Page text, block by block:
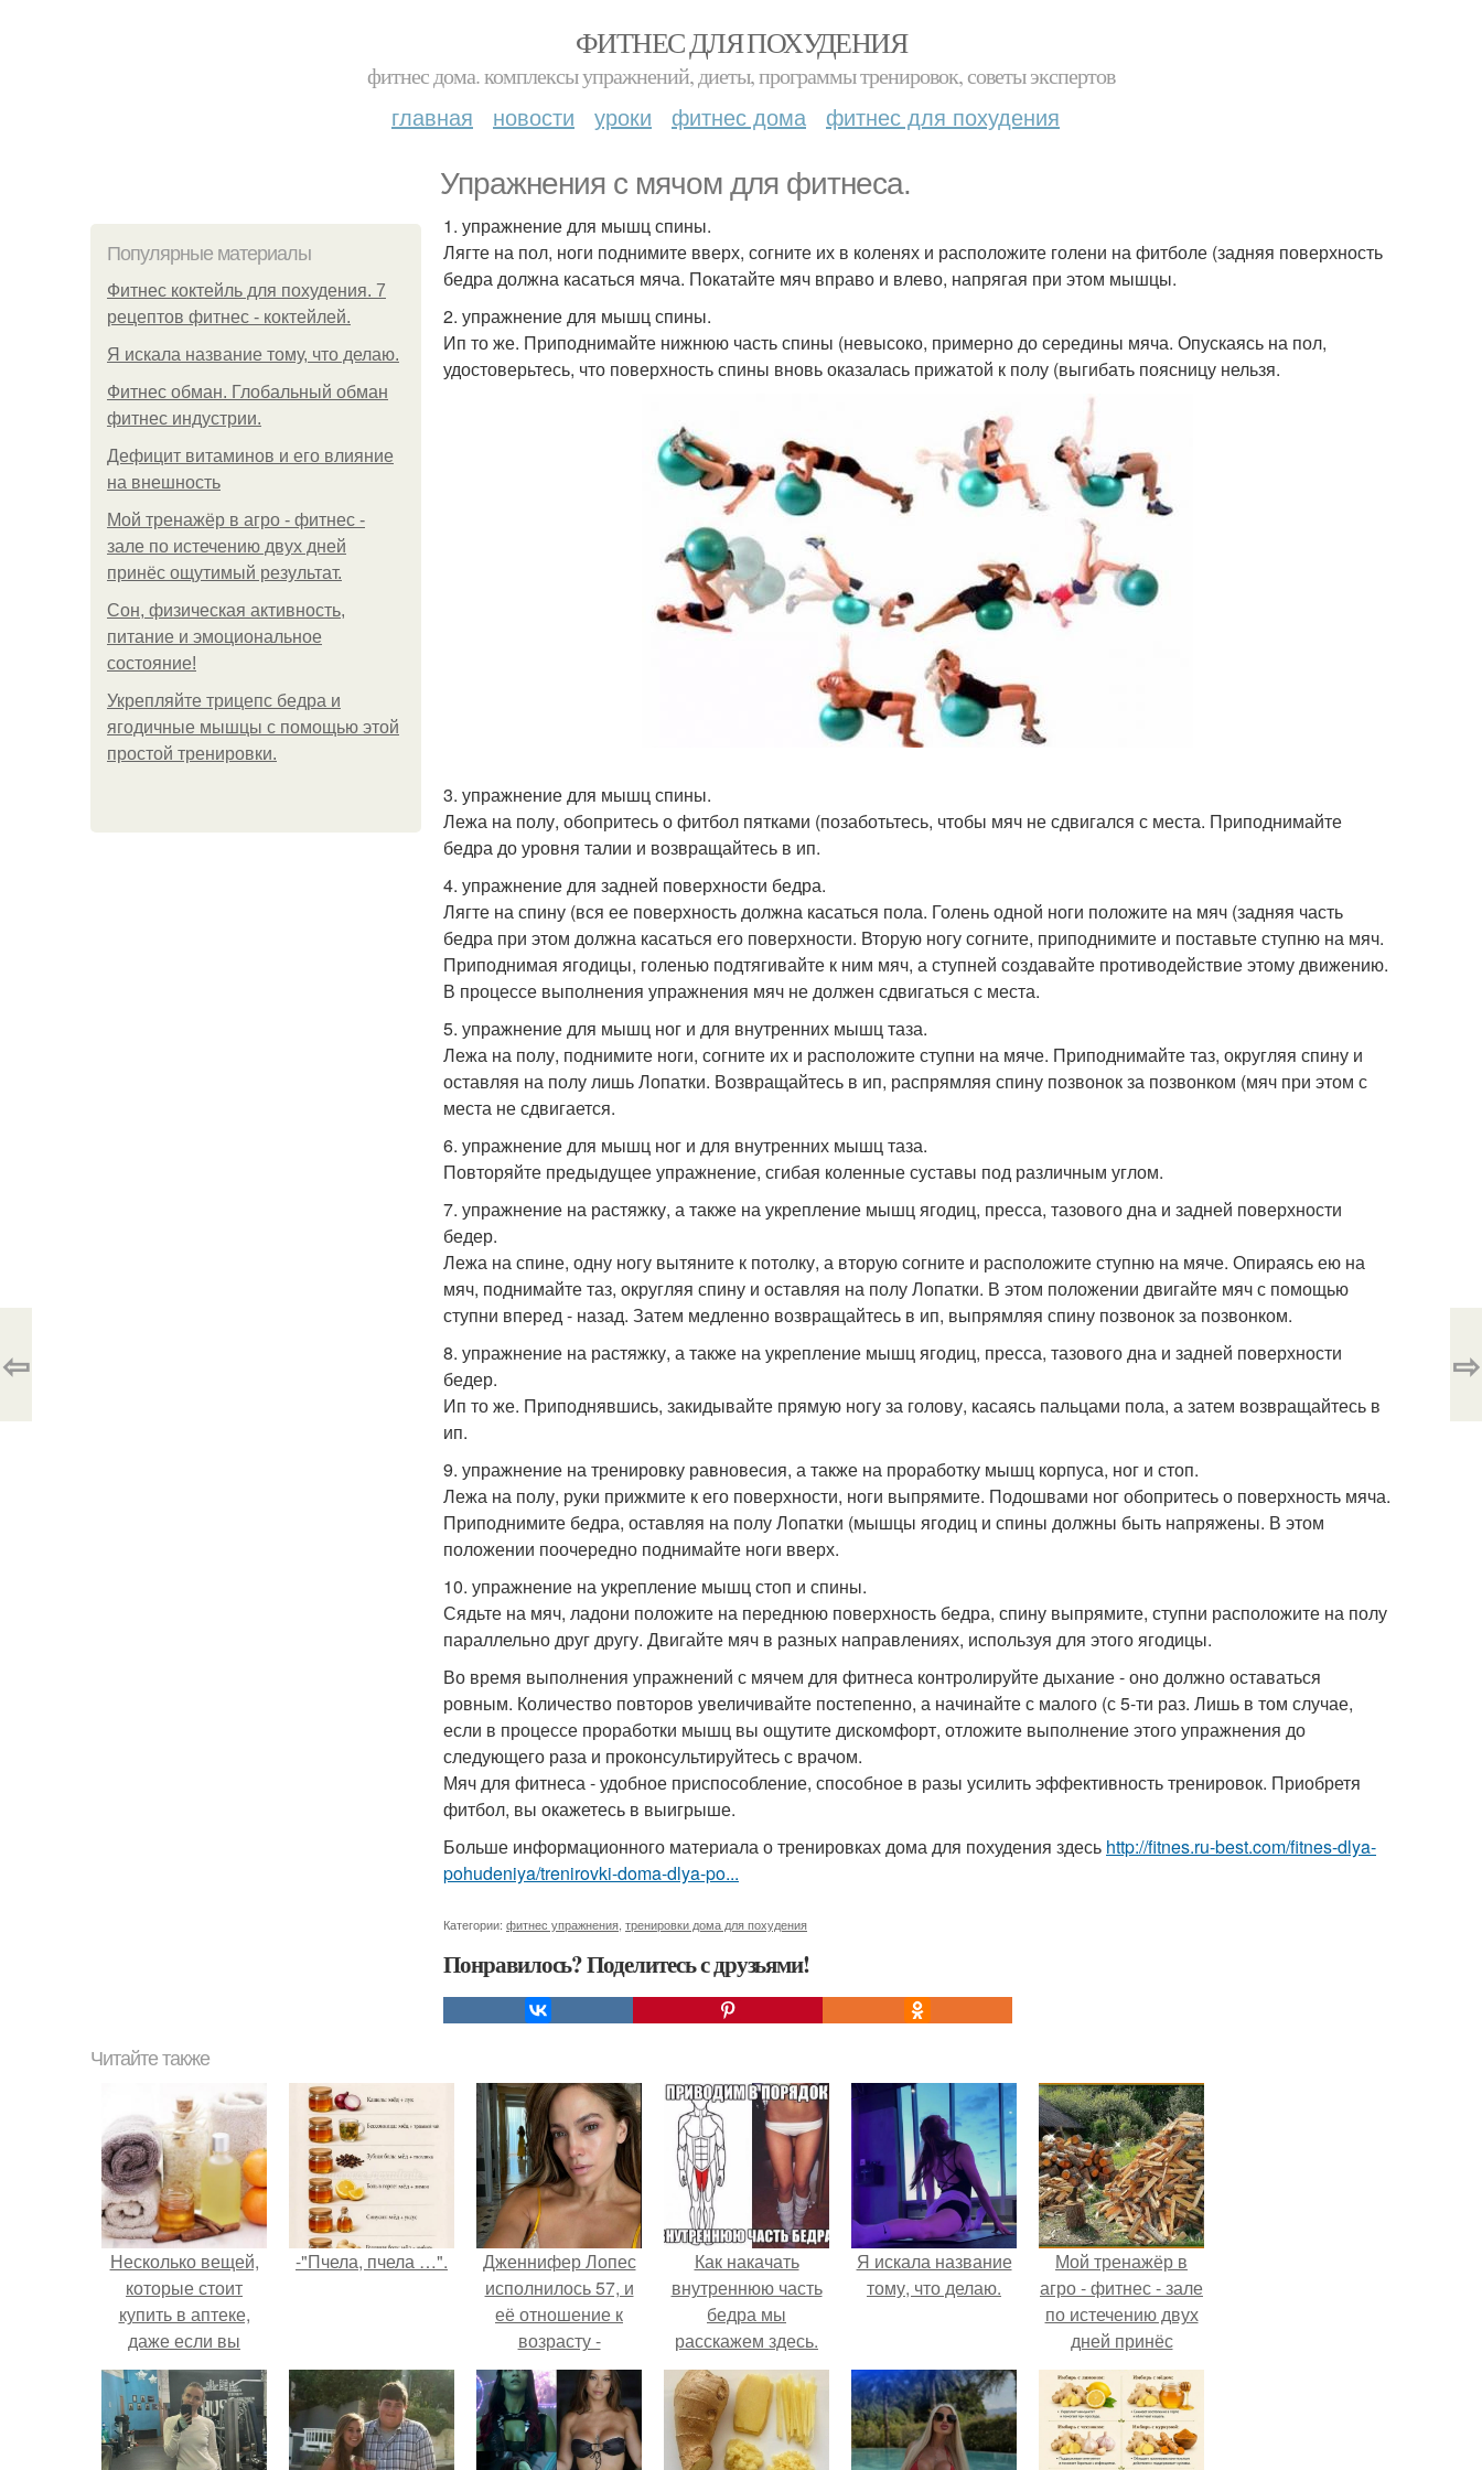
ФИТНЕС ДЛЯ ПОХУДЕНИЯ
фитнес дома. комплексы упражнений, диеты, программы тренировок, советы экспертов
главная новости уроки фитнес дома фитнес для похудения
Упражнения с мячом для фитнеса.
Популярные материалы
Фитнес коктейль для похудения. 7
рецептов фитнес - коктейлей.
Я искала название тому, что делаю.
Фитнес обман. Глобальный обман
фитнес индустрии.
Дефицит витаминов и его влияние
на внешность
Мой тренажёр в агро - фитнес -
зале по истечению двух дней
принёс ощутимый результат.
Сон, физическая активность,
питание и эмоциональное
состояние!
Укрепляйте трицепс бедра и
ягодичные мышцы с помощью этой
простой тренировки.
1. упражнение для мышц спины.
Лягте на пол, ноги поднимите вверх, согните их в коленях и расположите голени на фитболе (задняя поверхность
бедра должна касаться мяча. Покатайте мяч вправо и влево, напрягая при этом мышцы.
2. упражнение для мышц спины.
Ип то же. Приподнимайте нижнюю часть спины (невысоко, примерно до середины мяча. Опускаясь на пол,
удостоверьтесь, что поверхность спины вновь оказалась прижатой к полу (выгибать поясницу нельзя.
3. упражнение для мышц спины.
Лежа на полу, обопритесь о фитбол пятками (позаботьтесь, чтобы мяч не сдвигался с места. Приподнимайте
бедра до уровня талии и возвращайтесь в ип.
4. упражнение для задней поверхности бедра.
Лягте на спину (вся ее поверхность должна касаться пола. Голень одной ноги положите на мяч (задняя часть
бедра при этом должна касаться его поверхности. Вторую ногу согните, приподнимите и поставьте ступню на мяч.
Приподнимая ягодицы, голенью подтягивайте к ним мяч, а ступней создавайте противодействие этому движению.
В процессе выполнения упражнения мяч не должен сдвигаться с места.
5. упражнение для мышц ног и для внутренних мышц таза.
Лежа на полу, поднимите ноги, согните их и расположите ступни на мяче. Приподнимайте таз, округляя спину и
оставляя на полу лишь Лопатки. Возвращайтесь в ип, распрямляя спину позвонок за позвонком (мяч при этом с
места не сдвигается.
6. упражнение для мышц ног и для внутренних мышц таза.
Повторяйте предыдущее упражнение, сгибая коленные суставы под различным углом.
7. упражнение на растяжку, а также на укрепление мышц ягодиц, пресса, тазового дна и задней поверхности
бедер.
Лежа на спине, одну ногу вытяните к потолку, а вторую согните и расположите ступню на мяче. Опираясь ею на
мяч, поднимайте таз, округляя спину и оставляя на полу Лопатки. В этом положении двигайте мяч с помощью
ступни вперед - назад. Затем медленно возвращайтесь в ип, выпрямляя спину позвонок за позвонком.
8. упражнение на растяжку, а также на укрепление мышц ягодиц, пресса, тазового дна и задней поверхности
бедер.
Ип то же. Приподнявшись, закидывайте прямую ногу за голову, касаясь пальцами пола, а затем возвращайтесь в
ип.
9. упражнение на тренировку равновесия, а также на проработку мышц корпуса, ног и стоп.
Лежа на полу, руки прижмите к его поверхности, ноги выпрямите. Подошвами ног обопритесь о поверхность мяча.
Приподнимите бедра, оставляя на полу Лопатки (мышцы ягодиц и спины должны быть напряжены. В этом
положении поочередно поднимайте ноги вверх.
10. упражнение на укрепление мышц стоп и спины.
Сядьте на мяч, ладони положите на переднюю поверхность бедра, спину выпрямите, ступни расположите на полу
параллельно друг другу. Двигайте мяч в разных направлениях, используя для этого ягодицы.
Во время выполнения упражнений с мячем для фитнеса контролируйте дыхание - оно должно оставаться
ровным. Количество повторов увеличивайте постепенно, а начинайте с малого (с 5-ти раз. Лишь в том случае,
если в процессе проработки мышц вы ощутите дискомфорт, отложите выполнение этого упражнения до
следующего раза и проконсультируйтесь с врачом.
Мяч для фитнеса - удобное приспособление, способное в разы усилить эффективность тренировок. Приобретя
фитбол, вы окажетесь в выигрыше.
Больше информационного материала о тренировках дома для похудения здесь http://fitnes.ru-best.com/fitnes-dlya-
pohudeniya/trenirovki-doma-dlya-po...
Категории: фитнес упражнения тренировки дома для похудения
Понравилось? Поделитесь с друзьями!
⇦ ⇨
Читайте также
Несколько вещей,
которые стоит
купить в аптеке,
даже если вы
здоровы.
-"Пчела, пчела …".
Дженнифер Лопес
исполнилось 57, и
её отношение к
возрасту -
настоящий
манифест
уверенности: "не
говорите, что я
Как накачать
внутреннюю часть
бедра мы
расскажем здесь.
Я искала название
тому, что делаю.
Мой тренажёр в
агро - фитнес - зале
по истечению двух
дней принёс
ощутимый
результат.